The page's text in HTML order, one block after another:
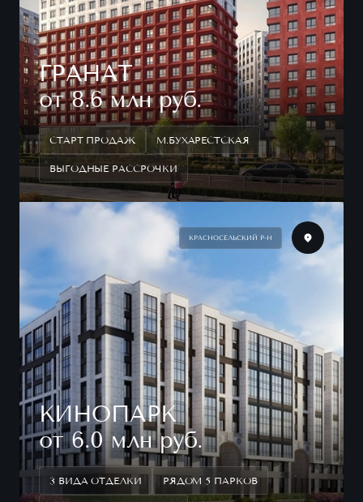
ГРАНАТ
от 8.6 млн руб.
СТАРТ ПРОДАЖ М.БУХАРЕСТСКАЯ
ВЫГОДНЫЕ РАССРОЧКИ
КРАСНОСЕЛЬСКИЙ Р-Н
КИНОПАРК
от 6.0 млн руб.
3 ВИДА ОТДЕЛКИ РЯДОМ 5 ПАРКОВ